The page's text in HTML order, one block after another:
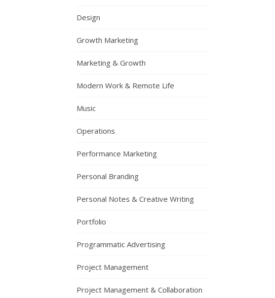
Design
Growth Marketing
Marketing & Growth
Modern Work & Remote Life
Music
Operations
Performance Marketing
Personal Branding
Personal Notes & Creative Writing
Portfolio
Programmatic Advertising
Project Management
Project Management & Collaboration